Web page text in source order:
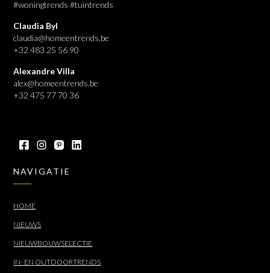
#woningtrends #tuintrends
Claudia Byl
claudia@homeentrends.be
+32 483 25 56 90
Alexandre Villa
alex@homeentrends.be
+32 475 77 70 36
NAVIGATIE
HOME
NIEUWS
NIEUWBOUWSELECTIE
IN- EN OUTDOORTRENDS